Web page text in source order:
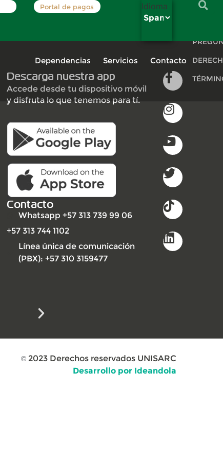
Portal de pagos Idioma
Dependencias Servicios
Contacto
Descarga nuestra app
Accede desde tu dispositivo móvil
y disfruta lo que tenemos para tí.
Contacto
Whatsapp +57 313 739 99 06
+57 313 744 1102
Línea única de comunicación
(PBX): +57 310 3159477
© 2023 Derechos reservados UNISARC
Desarrollo por Ideandola